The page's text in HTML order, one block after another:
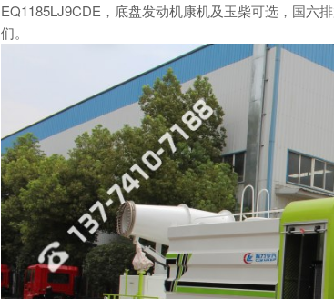
EQ1185LJ9CDE，底盘发动机康机及玉柴可选，国六
们。